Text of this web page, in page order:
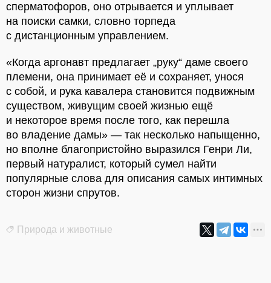
сперматофоров, оно отрывается и уплывает
на поиски самки, словно торпеда
с дистанционным управлением.
«Когда аргонавт предлагает „руку“ даме своего
племени, она принимает её и сохраняет, унося
с собой, и рука кавалера становится подвижным
существом, живущим своей жизнью ещё
и некоторое время после того, как перешла
во владение дамы» — так несколько напыщенно,
но вполне благопристойно выразился Генри Ли,
первый натуралист, который сумел найти
популярные слова для описания самых интимных
сторон жизни спрутов.
Природа и животные